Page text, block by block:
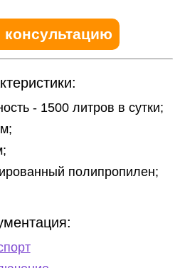
консультацию
- 1500 литров в сутки;
полипропилен;